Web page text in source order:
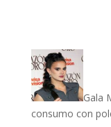
Gala
consumo con